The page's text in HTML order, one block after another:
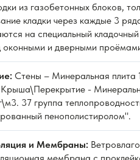
из газобетонных блоков,
кладки через каждые 3
на специальный
и дверными
Стены – Минеральная плита
-
37 группа
пенополистиролом".
и Мембраны: